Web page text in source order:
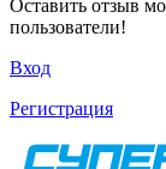
Оставить отзыв
пользователи!
Вход
Регистрация